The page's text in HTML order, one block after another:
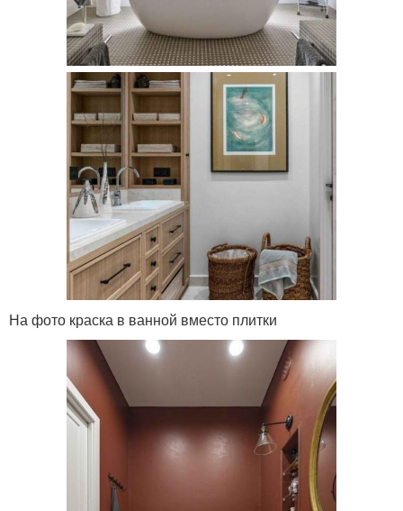
На фото краска в ванной вместо плитки